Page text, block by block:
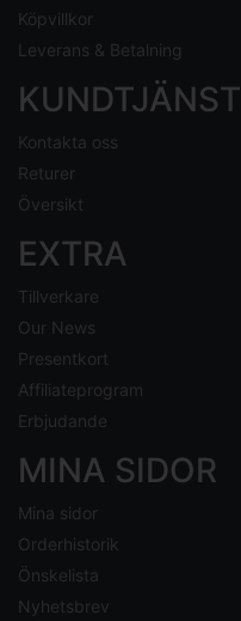
Köpvillkor
Leverans & Betalning
KUNDTJÄNST
Kontakta oss
Returer
Översikt
EXTRA
Tillverkare
Our News
Presentkort
Affiliateprogram
Erbjudande
MINA SIDOR
Mina sidor
Orderhistorik
Önskelista
Nyhetsbrev